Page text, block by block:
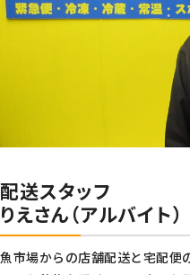
配送スタッフ
りえさん（アルバイト）
魚市場からの店舗配送と宅配便